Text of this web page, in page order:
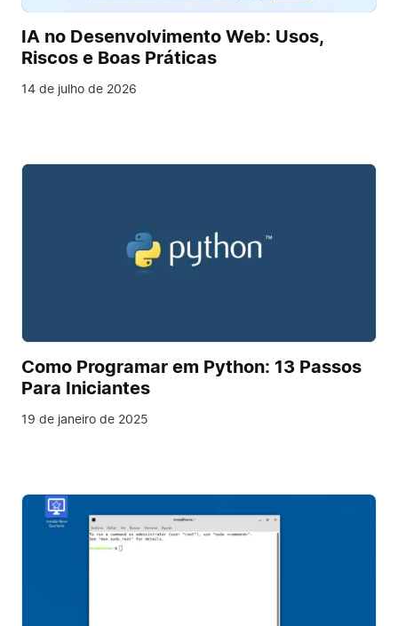
IA no Desenvolvimento Web: Usos,
Riscos e Boas Práticas
14 de julho de 2026
Como Programar em Python: 13 Passos
Para Iniciantes
19 de janeiro de 2025